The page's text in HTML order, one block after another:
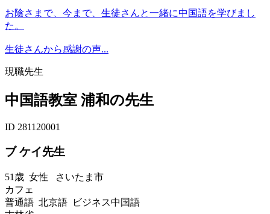
お陰さまで、今まで、生徒さんと一緒に中国語を学びまし
た。
生徒さんから感謝の声...
現職先生
中国語教室 浦和の先生
ID 281120001
ブ ケイ先生
51歳 女性 さいたま市
カフェ
普通語 北京語 ビジネス中国語